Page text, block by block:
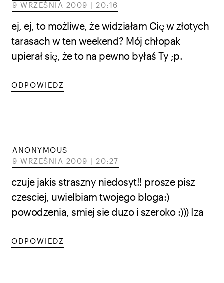
9 WRZEŚNIA 2009 | 20:16
ej, ej, to możliwe, że widziałam Cię w złotych
tarasach w ten weekend? Mój chłopak
upierał się, że to na pewno byłaś Ty ;p.
ODPOWIEDZ
ANONYMOUS
9 WRZEŚNIA 2009 | 20:27
czuje jakis straszny niedosyt!! prosze pisz
czesciej, uwielbiam twojego bloga:)
powodzenia, smiej sie duzo i szeroko :))) Iza
ODPOWIEDZ